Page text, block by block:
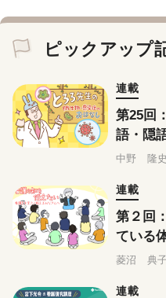
ピックアップ
連載
第25回
語・隠
中野 隆史
連載
第２回
ている
菱沼 典子
連載